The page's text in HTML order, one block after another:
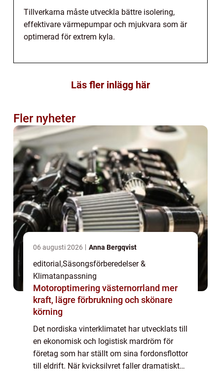
Tillverkarna måste utveckla bättre isolering,
effektivare värmepumpar och mjukvara som är
optimerad för extrem kyla.
Läs fler inlägg här
Fler nyheter
06 augusti 2026 Anna Bergqvist
editorial ,Säsongsförberedelser &
Klimatanpassning
Motoroptimering västernorrland mer
kraft, lägre förbrukning och skönare
körning
Det nordiska vinterklimatet har utvecklats till
en ekonomisk och logistisk mardröm för
företag som har ställt om sina fordonsflottor
till eldrift. När kvicksilvret faller dramatiskt